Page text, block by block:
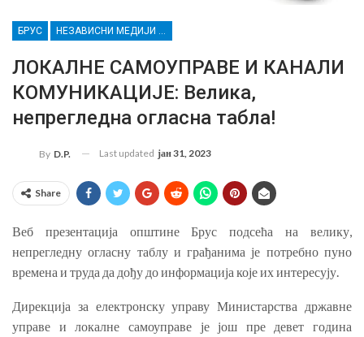
БРУС НЕЗАВИСНИ МЕДИЈИ ЗА СЛОБОДАН ПРОТОК ИНФОРМАЦИЈА У РАСИНСКОМ ОКРУГУ
ЛОКАЛНЕ САМОУПРАВЕ И КАНАЛИ
КОМУНИКАЦИЈЕ: Велика,
непрегледна огласна табла!
By D.P. Last updated јан 31, 2023
Share
Веб презентација општине Брус подсећа на велику,
непрегледну огласну таблу и грађанима је потребно пуно
времена и труда да дођу до информација које их интересују.
Дирекција за електронску управу Министарства државне
управе и локалне самоуправе је још пре девет година